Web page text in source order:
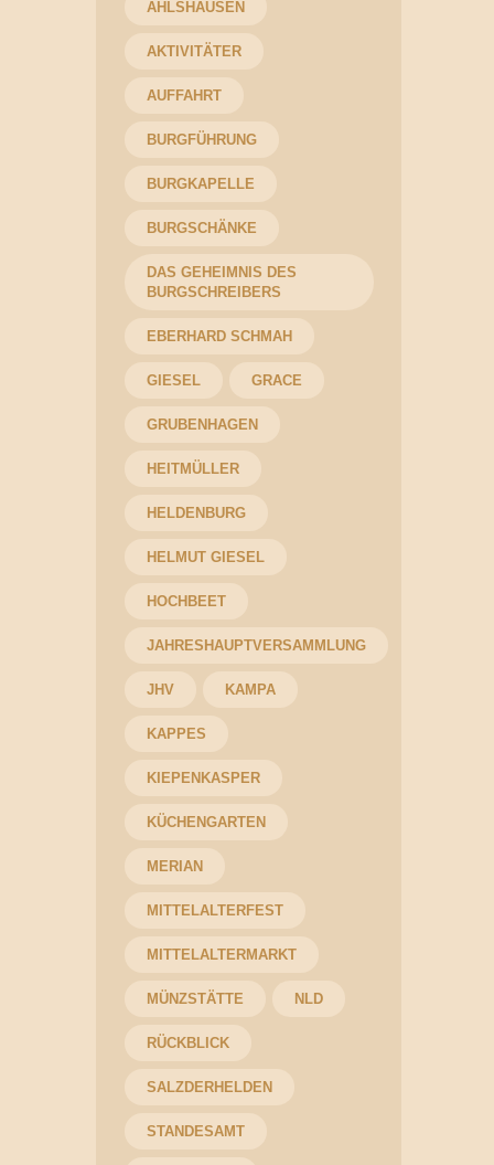
AHLSHAUSEN
AKTIVITÄTER
AUFFAHRT
BURGFÜHRUNG
BURGKAPELLE
BURGSCHÄNKE
DAS GEHEIMNIS DES
BURGSCHREIBERS
EBERHARD SCHMAH
GIESEL GRACE
GRUBENHAGEN
HEITMÜLLER
HELDENBURG
HELMUT GIESEL
HOCHBEET
JAHRESHAUPTVERSAMMLUNG
JHV KAMPA
KAPPES
KIEPENKASPER
KÜCHENGARTEN
MERIAN
MITTELALTERFEST
MITTELALTERMARKT
MÜNZSTÄTTE NLD
RÜCKBLICK
SALZDERHELDEN
STANDESAMT